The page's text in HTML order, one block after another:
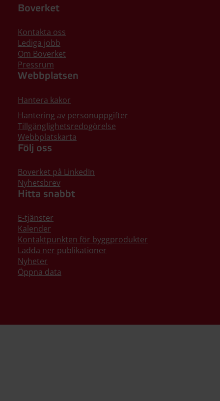
Boverket
Kontakta oss
Lediga jobb
Om Boverket
Pressrum
Webbplatsen
Hantera kakor
Hantering av personuppgifter
Tillgänglighetsredogörelse
Webbplatskarta
Följ oss
Boverket på LinkedIn
Nyhetsbrev
Hitta snabbt
E-tjänster
Kalender
Kontaktpunkten för byggprodukter
Ladda ner publikationer
Nyheter
Öppna data